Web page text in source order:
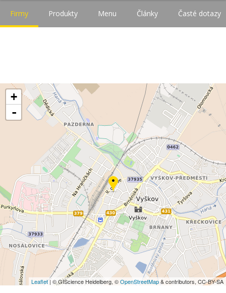
Firmy Produkty Menu Články Časté dotazy
+
-
Leaflet| © GIScience Heidelberg, ©OpenStreetMap& contributors, CC-BY-SA